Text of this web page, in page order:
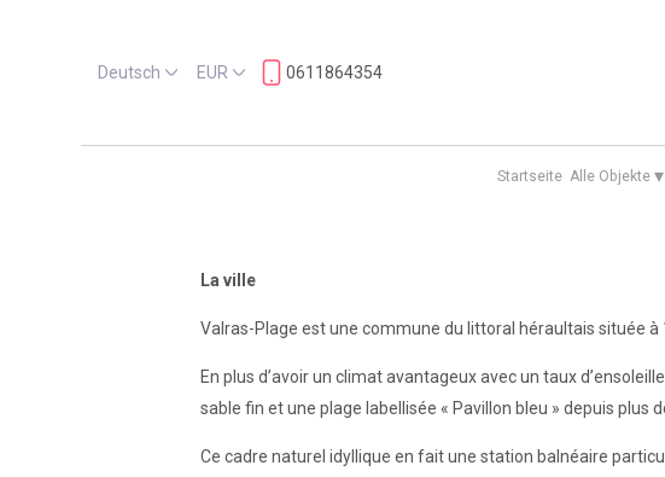
Deutsch EUR 0611864354
Startseite Alle Objekte ▾
La ville
Valras-Plage est une commune du littoral héraultais située à
En plus d’avoir un climat avantageux avec un taux
sable fin et une plage labellisée « Pavillon bleu » depuis plus
Ce cadre naturel idyllique en fait une station balnéaire